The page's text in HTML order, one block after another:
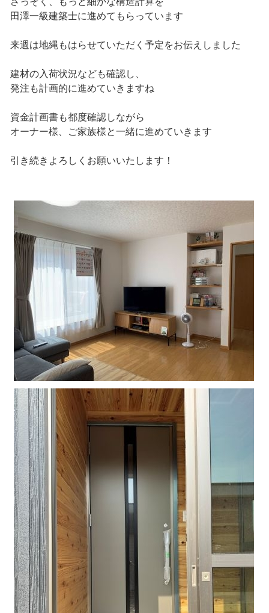
田澤一級建築士に進めてもらっています
来週は地縄もはらせていただく予定をお伝えしました
建材の入荷状況なども確認し、
発注も計画的に進めていきますね
資金計画書も都度確認しながら
オーナー様、ご家族様と一緒に進めていきます
引き続きよろしくお願いいたします！